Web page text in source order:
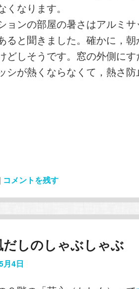
くなります。
ョンの部屋の暑さはアルミ
ると聞きました。確かに，
どしそうです。窓の外側に
シが熱くならなくて，熱さ
| コメントを残す
しのしゃぶしゃぶ
月4日